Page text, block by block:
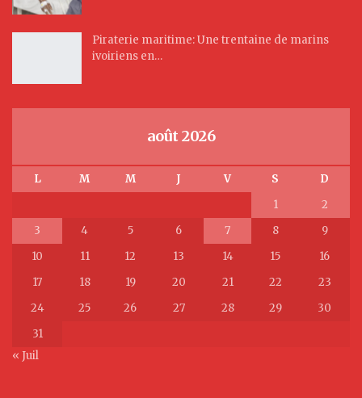
Piraterie maritime: Une trentaine de marins
ivoiriens en…
août 2026
L M M J V S
D
1
2
3
4 5 6 7 8
9
10
11 12 13 14 15
16
17
18 19 20 21 22
23
24
25 26 27 28 29
30
31
« Juil